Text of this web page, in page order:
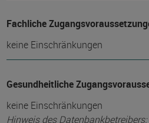
Fachliche
keine Einschränkungen
Gesundheitliche
keine Einschränkungen
Hinweis des